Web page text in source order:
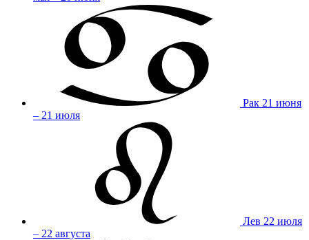
Рак 21 июня
– 21 июля
Лев 22 июля
– 22 августа